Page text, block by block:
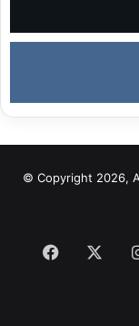
© Copyright 2026,
Facebook